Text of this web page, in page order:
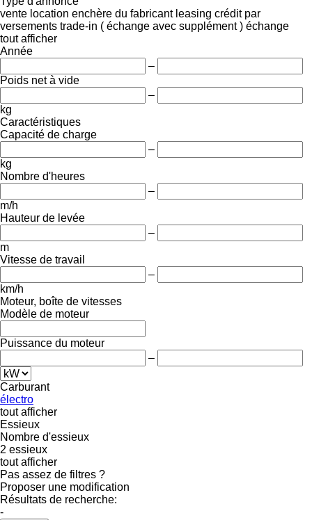
vente location enchère du fabricant leasing crédit par
versements trade-in ( échange avec supplément ) échange
tout afficher
Année
–
Poids net à vide
–
kg
Caractéristiques
Capacité de charge
–
kg
Nombre d'heures
–
m/h
Hauteur de levée
–
m
Vitesse de travail
–
km/h
Moteur, boîte de vitesses
Modèle de moteur
Puissance du moteur
–
Carburant
électro
tout afficher
Essieux
Nombre d'essieux
2 essieux
tout afficher
Pas assez de filtres ?
Proposer une modification
Résultats de recherche:
-